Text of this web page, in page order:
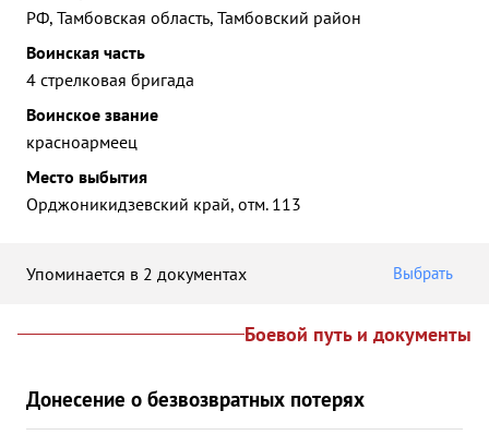
РФ, Тамбовская область, Тамбовский район
Воинская часть
4 стрелковая бригада
Воинское звание
красноармеец
Место выбытия
Орджоникидзевский край, отм. 113
Упоминается в 2 документах Выбрать
Боевой путь и документы
Донесение о безвозвратных потерях